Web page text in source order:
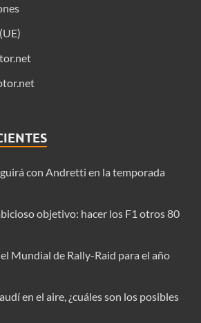
con Andretti en la temporada
objetivo: hacer los F1 otros 80
Mundial de Rally-Raid para el año
en el aire, ¿cuáles son los posibles